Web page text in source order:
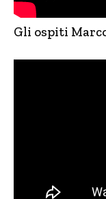
Gli ospiti